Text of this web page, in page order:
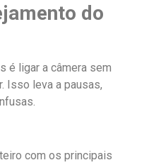
do
é ligar a câmera sem
Isso leva a pausas,
com os principais